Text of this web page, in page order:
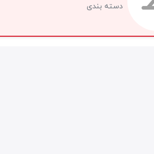
دسته بندی